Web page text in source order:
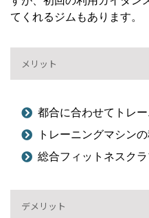
てくれるジムもあります。
メリット
都合に合わせてトレ
トレーニングマシン
総合フィットネスク
デメリット